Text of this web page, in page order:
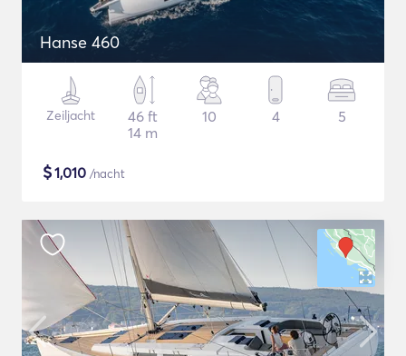
Hanse 460
Zeiljacht
46 ft
14 m
10 4 5
$1,010 /nacht